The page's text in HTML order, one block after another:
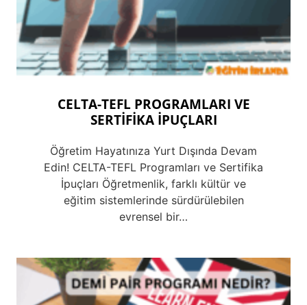
CELTA-TEFL PROGRAMLARI VE
SERTİFİKA İPUÇLARI
Öğretim Hayatınıza Yurt Dışında Devam
Edin! CELTA-TEFL Programları ve Sertifika
İpuçları Öğretmenlik, farklı kültür ve
eğitim sistemlerinde sürdürülebilen
evrensel bir…